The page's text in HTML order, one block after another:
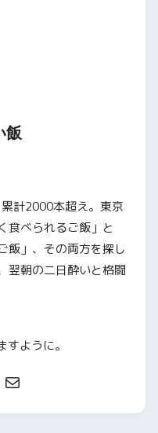
飯
計2000本超え。東京
食べられるご飯」と
飯」、その両方を探し
翌朝の二日酔いと格闘
ように。